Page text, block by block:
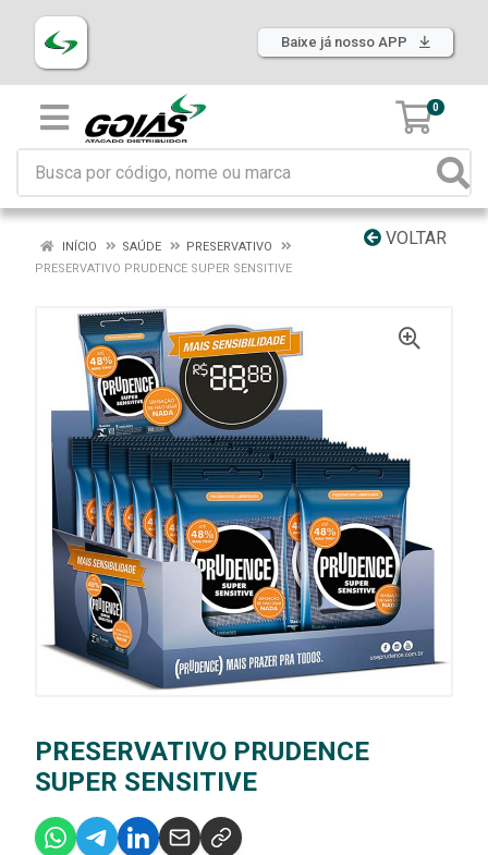
Baixe já nosso APP
0
VOLTAR
INÍCIO SAÚDE
PRESERVATIVO
PRESERVATIVO PRUDENCE SUPER SENSITIVE
PRESERVATIVO PRUDENCE
SUPER SENSITIVE